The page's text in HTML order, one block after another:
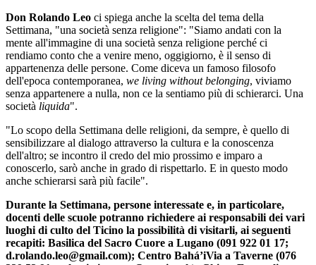
Don Rolando Leo ci spiega anche la scelta del tema della
Settimana, "una società senza religione": "Siamo andati con la
mente all'immagine di una società senza religione perché ci
rendiamo conto che a venire meno, oggigiorno, è il senso di
appartenenza delle persone. Come diceva un famoso filosofo
dell'epoca contemporanea, we living without belonging, viviamo
senza appartenere a nulla, non ce la sentiamo più di schierarci. Una
società liquida".
"Lo scopo della Settimana delle religioni, da sempre, è quello di
sensibilizzare al dialogo attraverso la cultura e la conoscenza
dell'altro; se incontro il credo del mio prossimo e imparo a
conoscerlo, sarò anche in grado di rispettarlo. E in questo modo
anche schierarsi sarà più facile".
Durante la Settimana, persone interessate e, in particolare,
docenti delle scuole potranno richiedere ai responsabili dei vari
luoghi di culto del Ticino la possibilità di visitarli, ai seguenti
recapiti: Basilica del Sacro Cuore a Lugano (091 922 01 17;
d.rolando.leo@gmail.com); Centro Bahá’iVia a Taverne (076